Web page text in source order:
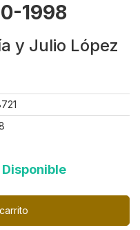
1998
y Julio López
Disponible